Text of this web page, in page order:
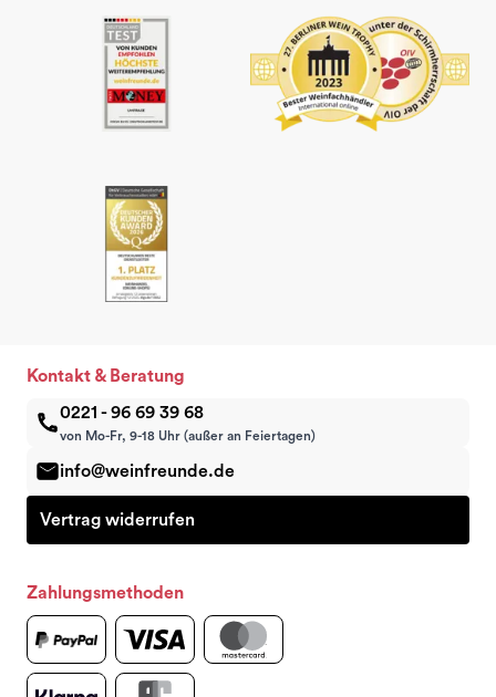
Kontakt & Beratung
0221 - 96 69 39 68
von Mo-Fr, 9-18 Uhr (außer an Feiertagen)
info@weinfreunde.de
Vertrag widerrufen
Zahlungsmethoden